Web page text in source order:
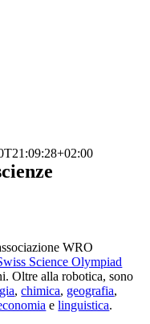
WRO
Science Olympiad
Oltre alla robotica, sono
,chimica, geografia,
elinguistica.